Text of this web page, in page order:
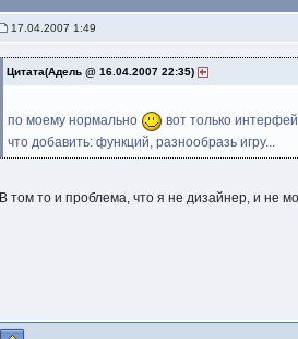
17.04.2007 1:49
Цитата(Адель @ 16.04.2007 22:35)
по моему нормально
вот только
что добавить: функций, разнообразь игру...
В том то и проблема, что я не дизайнер, и не